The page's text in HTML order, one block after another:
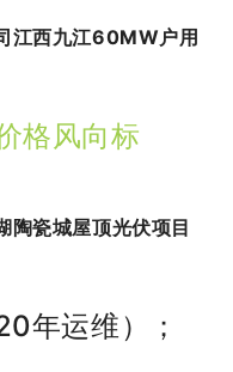
江西九江60MW户用
价格风向标
陶瓷城屋顶光伏项目
年运维）
；